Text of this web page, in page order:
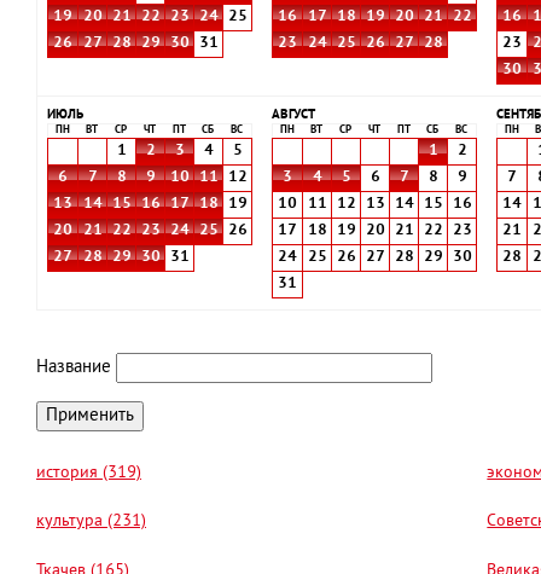
19
20 21 22 23 24
25
26
27 28 29 30 31
16
17 18 19 20 21
22
23
24 25 26 27 28
16
23
30
ИЮЛЬ
ПН ВТ СР ЧТ СБ ВС
1 2 3 4
5
6
7 8 9 10 11
12
13
14 15 16 17 18
19
20
21 22 23 24 25
26
27
28 29 30 31
АВГУСТ
ПН ВТ СР ЧТ СБ ВС
1
2
3
4 5 6 7 8
9
10
11 12 13 14 15
16
17
18 19 20 21 22
23
24
25 26 27 28 29
30
31
ПН
7
14
21
28
Название
история (319)
культура (231)
Ткачев (165)